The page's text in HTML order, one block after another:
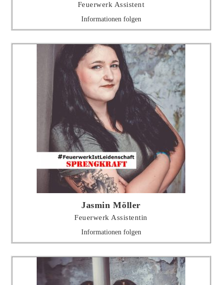
Feuerwerk Assistent
Informationen folgen
Jasmin Möller
Feuerwerk Assistentin
Informationen folgen